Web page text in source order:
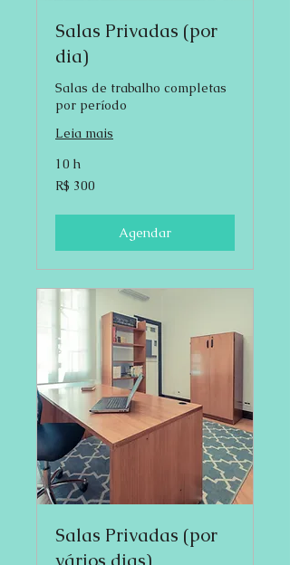
Salas Privadas (por
dia)
Salas de trabalho completas
por período
Leia mais
10 h
300
Reais
R$ 300
Agendar
Salas Privadas (por